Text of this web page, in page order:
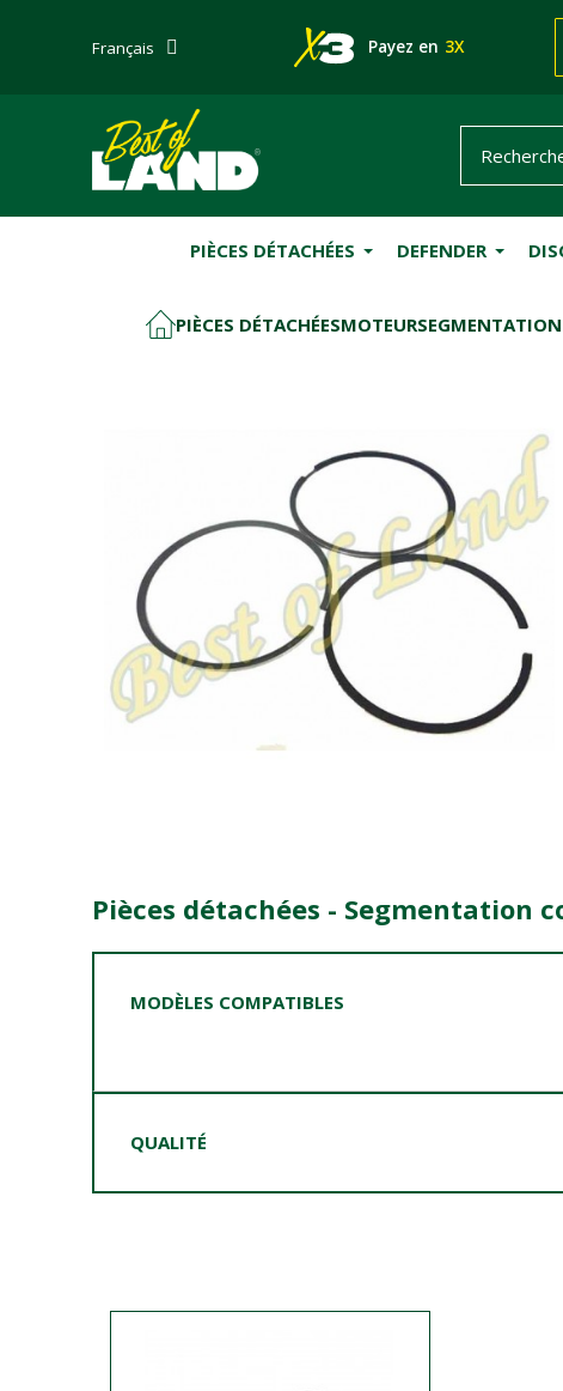
Français Payez en 3X
PIÈCES DÉTACHÉES DEFENDER
PIÈCES DÉTACHÉESMOTEUR
Pièces détachées - Segmentation
MODÈLES COMPATIBLES
QUALITÉ